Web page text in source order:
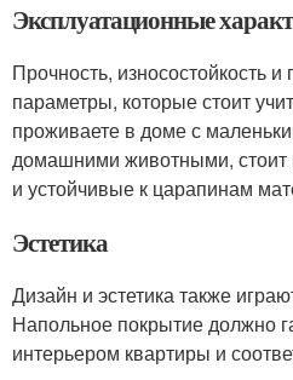
Эксплуатационные
Прочность, износостойкость
параметры, которые стоит
проживаете в доме с
домашними животными,
и устойчивые к царапинам
Эстетика
Дизайн и эстетика также
Напольное покрытие должно
интерьером квартиры и